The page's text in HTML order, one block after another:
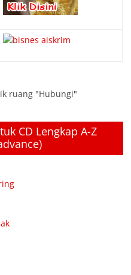
ruang "Hubungi"
CD Lengkap A-Z